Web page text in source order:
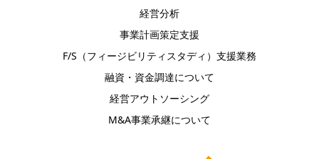
経営分析
事業計画策定支援
F/S（フィージビリティスタディ）支援業務
融資・資金調達について
経営アウトソーシング
M&A事業承継について